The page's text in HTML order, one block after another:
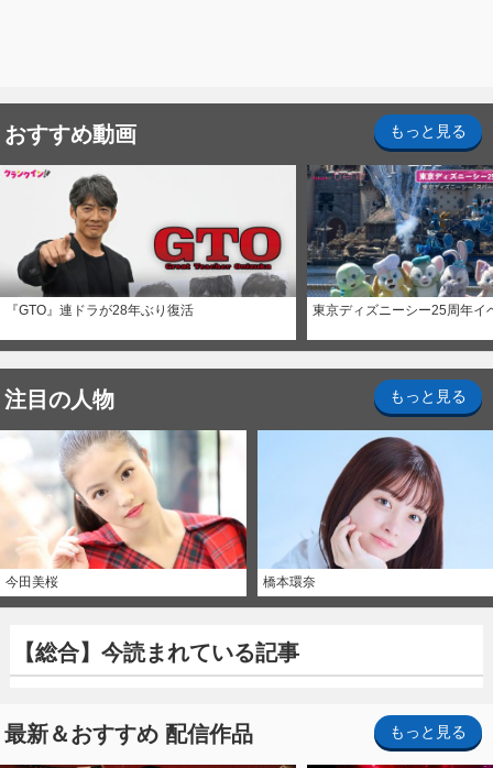
おすすめ動画 もっと見る
『GTO』連ドラが28年ぶり復活 東京ディズニーシー25周年イ
注目の人物 もっと見る
今田美桜 橋本環奈
【総合】今読まれている記事
最新＆おすすめ 配信作品 もっと見る